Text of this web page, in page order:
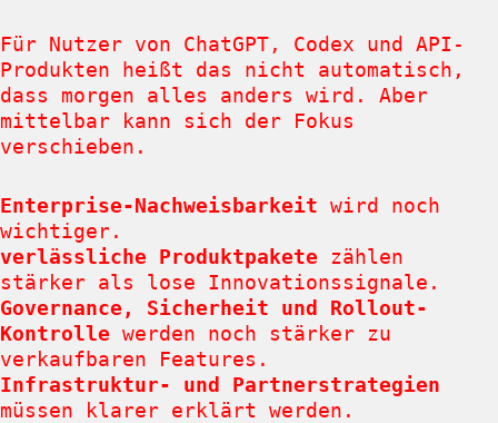
Für Nutzer von ChatGPT, Codex und API-
Produkten heißt das nicht automatisch,
dass morgen alles anders wird. Aber
mittelbar kann sich der Fokus
verschieben.
Enterprise-Nachweisbarkeit wird noch
wichtiger.
verlässliche Produktpakete zählen
stärker als lose Innovationssignale.
Governance, Sicherheit und Rollout-
Kontrolle werden noch stärker zu
verkaufbaren Features.
Infrastruktur- und Partnerstrategien
müssen klarer erklärt werden.